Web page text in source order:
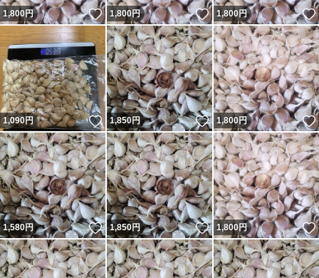
1,800円 いいね！
1,800円 いいね！
1,800円
1,090円 いいね！
1,850円 いいね！
1,800円
1,580円 いいね！
1,850円 いいね！
1,800円